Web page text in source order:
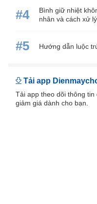
#4
Bình giữ nhiệt
nhân và cách xử
#5 Hướng dẫn luộc
Tải app
Tải app theo dõi thông
giảm giá dành cho bạn.